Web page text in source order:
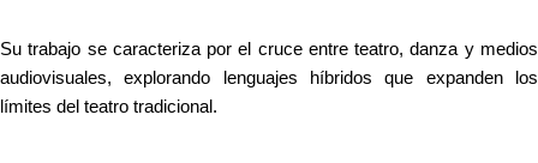
Su trabajo se caracteriza por el cruce entre teatro, danza y medios
audiovisuales, explorando lenguajes híbridos que expanden los
límites del teatro tradicional.